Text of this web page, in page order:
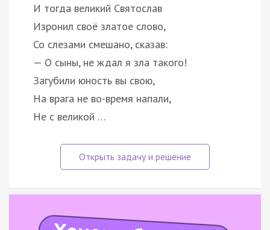
И тогда великий Святослав
Изронил своё златое слово,
Со слезами смешано, сказав:
— О сыны, не ждал я зла такого!
Загубили юность вы свою,
На врага не во-время напали,
Не с великой …